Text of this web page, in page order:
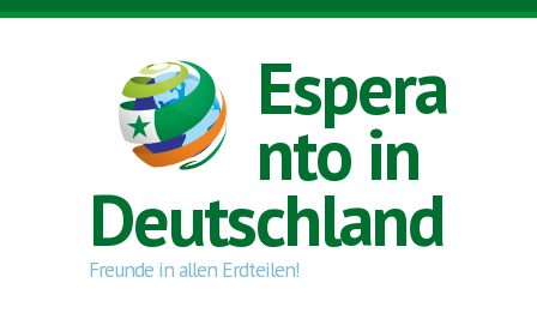
Direkt zum Inhalt
Espera
nto in
Deutschland
Freunde in allen Erdteilen!